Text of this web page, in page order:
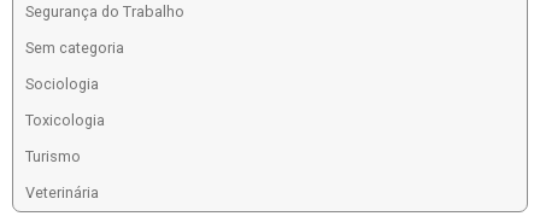
Segurança do Trabalho
Sem categoria
Sociologia
Toxicologia
Turismo
Veterinária